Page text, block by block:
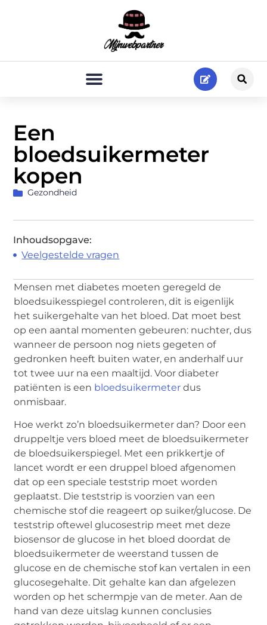
Een
bloedsuikermeter
kopen
Gezondheid
Inhoudsopgave:
Veelgestelde vragen
Mensen met diabetes moeten geregeld de
bloedsuikesspiegel controleren, dit is eigenlijk
het suikergehalte van het bloed. Dat moet best
op een aantal momenten gebeuren: nuchter, dus
wanneer de persoon nog niets gegeten of
gedronken heeft buiten water, en anderhalf uur
tot twee uur na een maaltijd. Voor diabeter
patiënten is een bloedsuikermeter dus
onmisbaar.
Hoe werkt zo’n bloedsuikermeter dan? Door een
druppeltje vers bloed meet de bloedsuikermeter
de bloedsuikerspiegel. Met een prikkertje of
lancet wordt er een druppel bloed afgenomen
dat op een speciale teststrip moet worden
geplaatst. Die teststrip is voorzien van een
chemische stof die reageert op suiker/glucose. De
teststrip oftewel glucosestrip meet met deze
biosensor de glucose in het bloed doordat de
bloedsuikermeter de weerstand tussen de
glucose en de chemische stof kan vertalen in een
glucosegehalte. Dit gehalte kan dan afgelezen
worden op het schermpje van de meter. Aan de
hand van deze uitslag kunnen conclusies